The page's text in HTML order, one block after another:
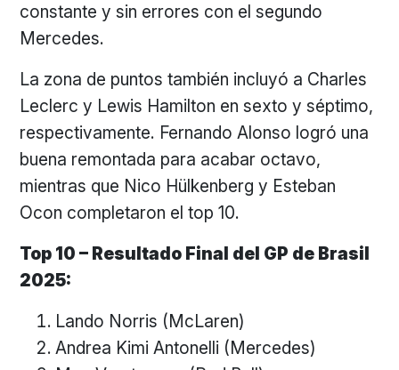
constante y sin errores con el segundo
Mercedes.
La zona de puntos también incluyó a Charles
Leclerc y Lewis Hamilton en sexto y séptimo,
respectivamente. Fernando Alonso logró una
buena remontada para acabar octavo,
mientras que Nico Hülkenberg y Esteban
Ocon completaron el top 10.
Top 10 – Resultado Final del GP de Brasil
2025:
Lando Norris (McLaren)
Andrea Kimi Antonelli (Mercedes)